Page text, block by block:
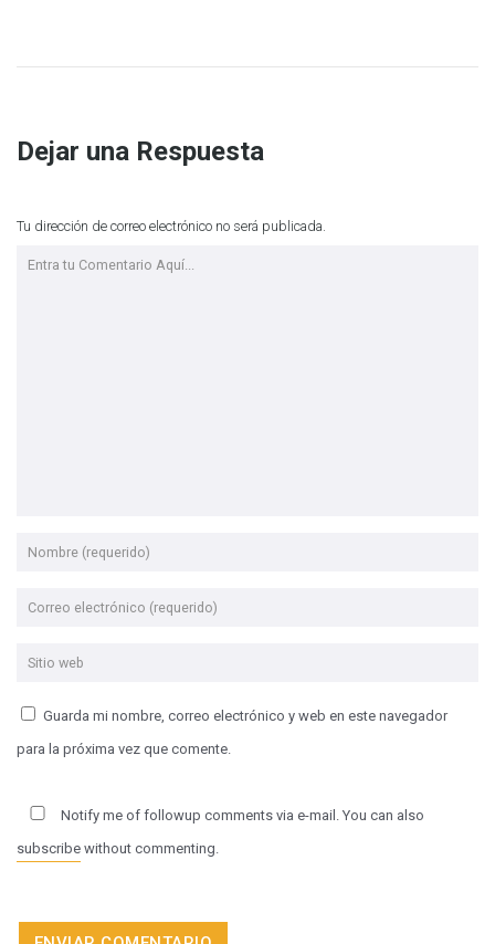
Dejar una Respuesta
Tu dirección de correo electrónico no será publicada.
Guarda mi nombre, correo electrónico y web en este navegador
para la próxima vez que comente.
Notify me of followup comments via e-mail. You can also
subscribe without commenting.